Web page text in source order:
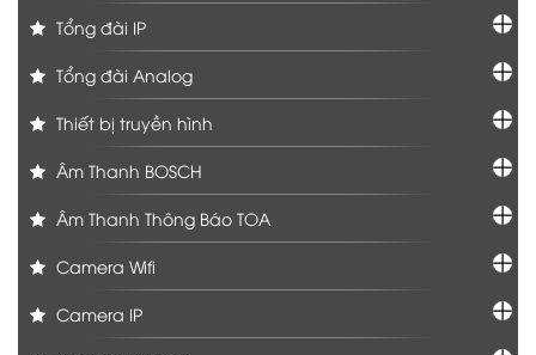
Tổng đài IP
Tổng đài Analog
Thiết bị truyền hình
Âm Thanh BOSCH
Âm Thanh Thông Báo TOA
Camera Wifi
Camera IP